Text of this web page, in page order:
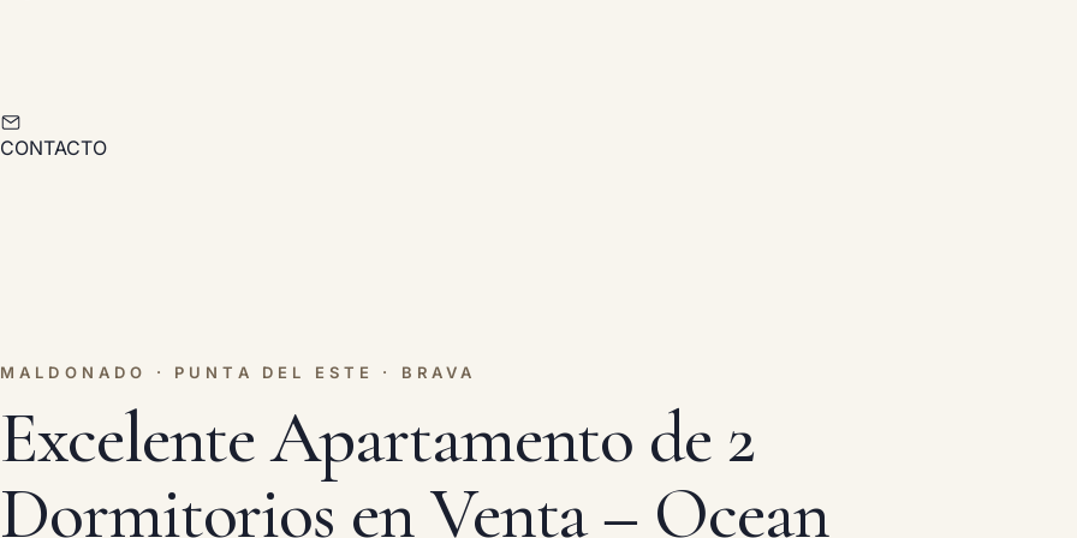
CONTACTO
MALDONADO · PUNTA DEL ESTE · BRAVA
Excelente Apartamento de 2
Dormitorios en Venta – Ocean